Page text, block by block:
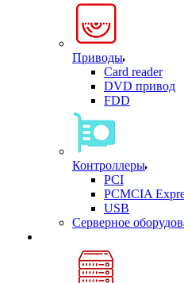
Приводы
Card reader
DVD привод
FDD
Контроллеры
PCI
PCMCIA
USB
Cерверное